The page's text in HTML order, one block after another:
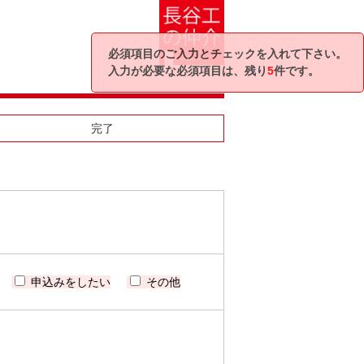
完了
申込みをしたい その他
必須項目のご入力とチェックを入れて下さい。
入力が必要な必須項目は、残り5件です。